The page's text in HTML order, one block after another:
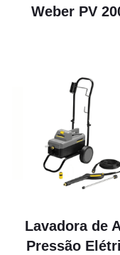
Weber PV
Lavadora de
Pressão